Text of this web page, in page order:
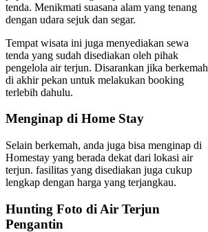
tenda. Menikmati suasana alam yang tenang
dengan udara sejuk dan segar.
Tempat wisata ini juga menyediakan sewa
tenda yang sudah disediakan oleh pihak
pengelola air terjun. Disarankan jika berkemah
di akhir pekan untuk melakukan booking
terlebih dahulu.
Menginap di Home Stay
Selain berkemah, anda juga bisa menginap di
Homestay yang berada dekat dari lokasi air
terjun. fasilitas yang disediakan juga cukup
lengkap dengan harga yang terjangkau.
Hunting Foto di Air Terjun
Pengantin